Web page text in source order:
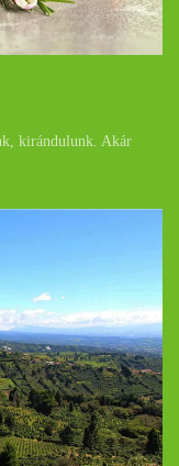
kirándulunk. Akár